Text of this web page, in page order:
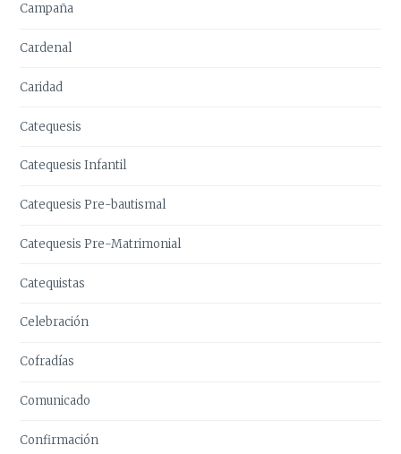
Campaña
Cardenal
Caridad
Catequesis
Catequesis Infantil
Catequesis Pre-bautismal
Catequesis Pre-Matrimonial
Catequistas
Celebración
Cofradías
Comunicado
Confirmación